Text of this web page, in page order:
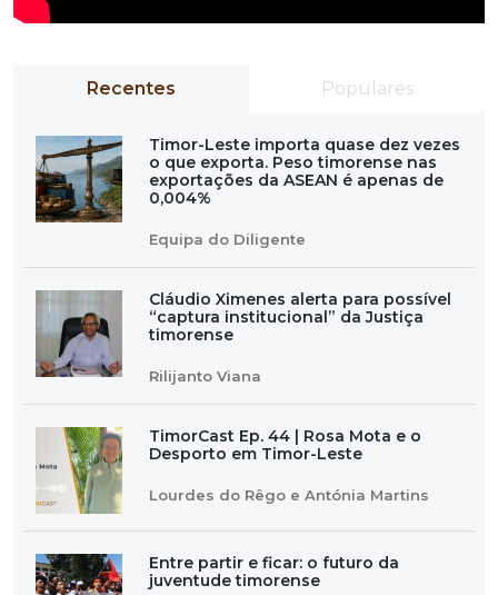
Recentes Populares
Timor-Leste importa quase dez vezes
o que exporta. Peso timorense nas
exportações da ASEAN é apenas de
0,004%
Equipa do Diligente
Cláudio Ximenes alerta para possível
“captura institucional” da Justiça
timorense
Rilijanto Viana
TimorCast Ep. 44 | Rosa Mota e o
Desporto em Timor-Leste
Lourdes do Rêgo e Antónia Martins
Entre partir e ficar: o futuro da
juventude timorense